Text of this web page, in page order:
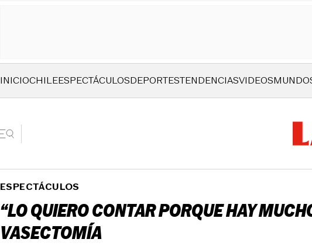
INICIOCHILEESPECTÁCULOSDEPORTESTENDENCIASVIDEOSMUNDO
ESPECTÁCULOS
“LO QUIERO CONTAR PORQUE HAY
VASECTOMÍA